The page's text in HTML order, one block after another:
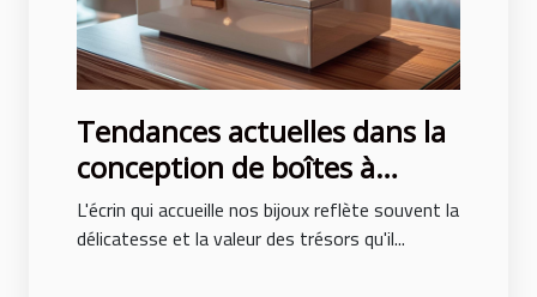
Tendances actuelles dans la
conception de boîtes à
bijoux pour hommes et
femmes
L'écrin qui accueille nos bijoux reflète souvent la
délicatesse et la valeur des trésors qu'il...